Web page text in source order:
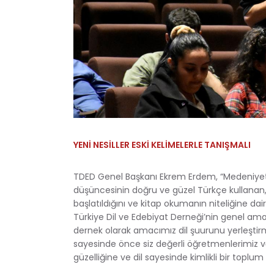
YENİ NESİLLER ESKİ KELİMELERLE TANIŞMALI
TDED Genel Başkanı Ekrem Erdem,
düşüncesinin doğru ve güzel Türkçe
başlatıldığını ve kitap okumanın niteliğine
Türkiye Dil ve Edebiyat Derneği’nin genel
dernek olarak amacımız dil şuurunu
sayesinde önce siz değerli öğretmenlerimiz
güzelliğine ve dil sayesinde kimlikli bir